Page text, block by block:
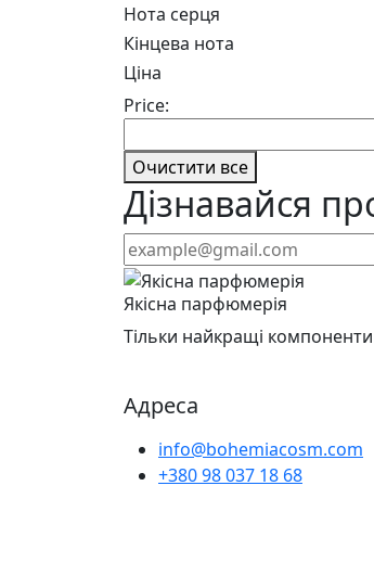
Нота серця
Кінцева нота
Ціна
Price:
Очистити все
Дізнавайся
Якісна парфюмерія
Тільки найкращі компоненти
Адреса
info@bohemiacosm.com
+380 98 037 18 68